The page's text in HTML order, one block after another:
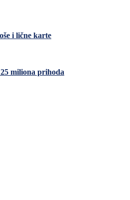
i lične karte
miliona prihoda